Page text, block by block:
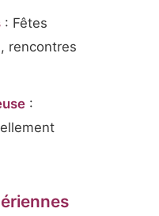
: Fêtes
rencontres
: